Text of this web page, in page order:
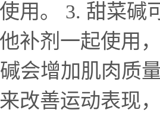
用。 3. 甜菜碱
补剂一起使用
会增加肌肉质
改善运动表现